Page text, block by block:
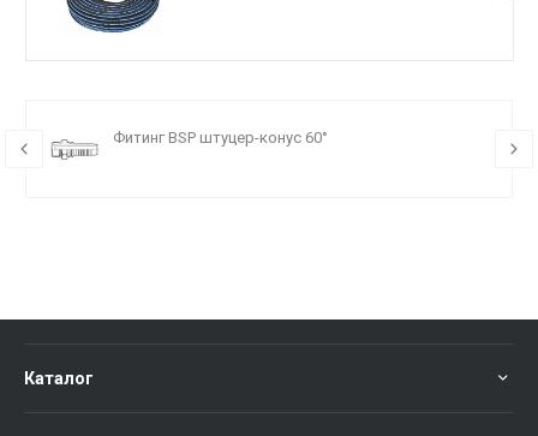
Фитинг BSP штуцер-конус 60°
Каталог